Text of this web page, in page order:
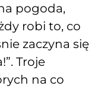
pogoda,
robi to, co
zaczyna się
Troje
na co